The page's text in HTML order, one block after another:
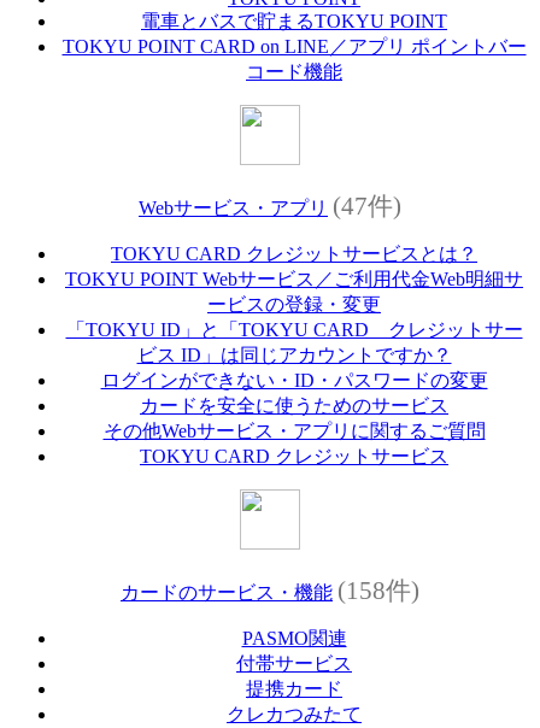
電車とバスで貯まるTOKYU POINT
TOKYU POINT CARD on LINE／アプリ ポイントバー
コード機能
Webサービス・アプリ (47件)
TOKYU CARD クレジットサービスとは？
TOKYU POINT Webサービス／ご利用代金Web明細サ
ービスの登録・変更
「TOKYU ID」と「TOKYU CARD クレジットサー
ビス ID」は同じアカウントですか？
ログインができない・ID・パスワードの変更
カードを安全に使うためのサービス
その他Webサービス・アプリに関するご質問
TOKYU CARD クレジットサービス
カードのサービス・機能 (158件)
PASMO関連
付帯サービス
提携カード
クレカつみたて